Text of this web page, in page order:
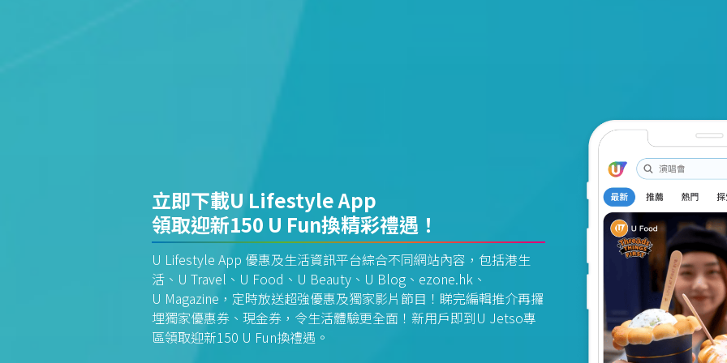
立即下載U Lifestyle App
領取迎新150 U Fun換精彩禮遇！
U Lifestyle App 優惠及生活資訊平台綜合不同網站內容，包括港生
活、U Travel、U Food、U Beauty、U Blog、ezone.hk、
U Magazine，定時放送超強優惠及獨家影片節目！睇完編輯推介再攞
埋獨家優惠券、現金券，令生活體驗更全面！新用戶即到U Jetso專
區領取迎新150 U Fun換禮遇。